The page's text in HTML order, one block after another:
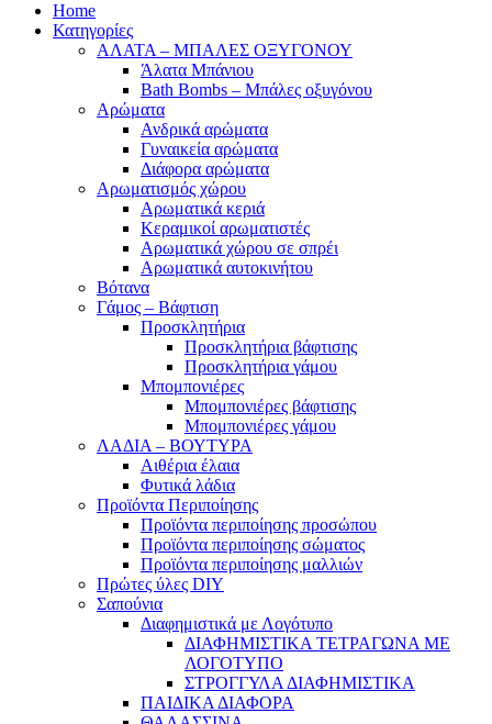
Home
Κατηγορίες
ΑΛΑΤΑ – ΜΠΑΛΕΣ ΟΞΥΓΟΝΟΥ
Άλατα Μπάνιου
Bath Bombs – Μπάλες οξυγόνου
Αρώματα
Ανδρικά αρώματα
Γυναικεία αρώματα
Διάφορα αρώματα
Αρωματισμός χώρου
Αρωματικά κεριά
Kεραμικοί αρωματιστές
Αρωματικά χώρου σε σπρέι
Aρωματικά αυτοκινήτου
Βότανα
Γάμος – Βάφτιση
Προσκλητήρια
Προσκλητήρια βάφτισης
Προσκλητήρια γάμου
Μπομπονιέρες
Μπομπονιέρες βάφτισης
Μπομπονιέρες γάμου
ΛΑΔΙΑ – ΒΟΥΤΥΡΑ
Αιθέρια έλαια
Φυτικά λάδια
Προϊόντα Περιποίησης
Προϊόντα περιποίησης προσώπου
Προϊόντα περιποίησης σώματος
Προϊόντα περιποίησης μαλλιών
Πρώτες ύλες DIY
Σαπούνια
Διαφημιστικά με Λογότυπο
ΔΙΑΦΗΜΙΣΤΙΚΑ ΤΕΤΡΑΓΩΝΑ ΜΕ
ΛΟΓΟΤΥΠΟ
ΣΤΡΟΓΓΥΛΑ ΔΙΑΦΗΜΙΣΤΙΚΑ
ΠΑΙΔΙΚΑ ΔΙΑΦΟΡΑ